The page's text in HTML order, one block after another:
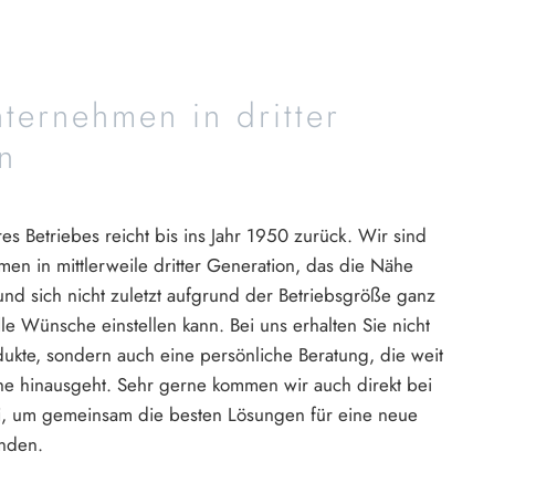
in dritter
Betriebes reicht bis ins Jahr 1950 zurück. Wir sind
in mittlerweile dritter Generation, das die Nähe
sich nicht zuletzt aufgrund der Betriebsgröße ganz
Wünsche einstellen kann. Bei uns erhalten Sie nicht
sondern auch eine persönliche Beratung, die weit
hinausgeht. Sehr gerne kommen wir auch direkt bei
um gemeinsam die besten Lösungen für eine neue